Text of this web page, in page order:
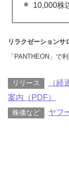
10,000株
リラクゼーションサ
「PANTHEON」で
リリース
（
案内（PDF）
株価など ヤフ